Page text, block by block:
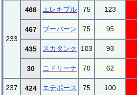
233
466 エレキブル 75 123
467 ブーバーン 75 95
435 スカタンク 103 93
30 ニドリーナ 70 62
237 424 エテボース 75 100